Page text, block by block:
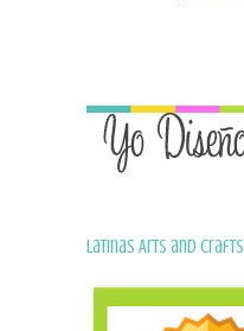
Latinas Arts and Crafts